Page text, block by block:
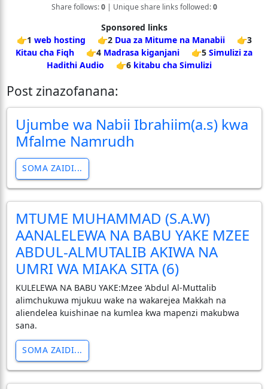
Share follows:0| Unique share links followed:0
Sponsored links
👉1 web hosting 👉2 Dua za Mitume na Manabii
👉3
Kitau cha Fiqh
👉4 Madrasa kiganjani 👉5 Simulizi za
Hadithi Audio
👉6 kitabu cha Simulizi
Post zinazofanana:
Ujumbe wa Nabii Ibrahiim(a.s) kwa
Mfalme Namrudh
SOMA ZAIDI...
MTUME MUHAMMAD (S.A.W)
AANALELEWA NA BABU YAKE MZEE
ABDUL-ALMUTALIB AKIWA NA
UMRI WA MIAKA SITA (6)
KULELEWA NA BABU YAKE:Mzee ‘Abdul Al-Muttalib
alimchukuwa mjukuu wake na wakarejea Makkah na
aliendelea kuishinae na kumlea kwa mapenzi makubwa
sana.
SOMA ZAIDI...